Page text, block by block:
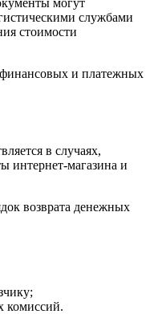
могут
службами
стоимости
и платежных
в случаях,
интернет-магазина и
возврата денежных
комиссий.